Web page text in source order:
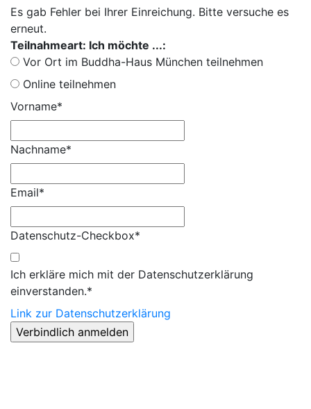
Es gab Fehler bei Ihrer Einreichung. Bitte versuche es
erneut.
Teilnahmeart: Ich möchte ...:
Vor Ort im Buddha-Haus München teilnehmen
Online teilnehmen
Vorname*
Nachname*
Email*
Datenschutz-Checkbox*
Ich erkläre mich mit der Datenschutzerklärung
einverstanden.*
Link zur Datenschutzerklärung